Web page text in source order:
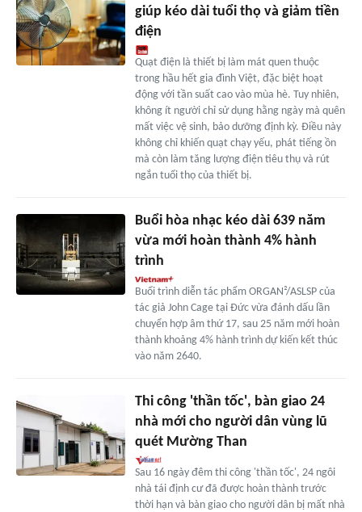
giúp kéo dài tuổi thọ và giảm tiền
điện
Quạt điện là thiết bị làm mát quen thuộc
trong hầu hết gia đình Việt, đặc biệt hoạt
động với tần suất cao vào mùa hè. Tuy nhiên,
không ít người chỉ sử dụng hằng ngày mà quên
mất việc vệ sinh, bảo dưỡng định kỳ. Điều này
không chỉ khiến quạt chạy yếu, phát tiếng ồn
mà còn làm tăng lượng điện tiêu thụ và rút
ngắn tuổi thọ của thiết bị.
Buổi hòa nhạc kéo dài 639 năm
vừa mới hoàn thành 4% hành
trình
Buổi trình diễn tác phẩm ORGAN²/ASLSP của
tác giả John Cage tại Đức vừa đánh dấu lần
chuyển hợp âm thứ 17, sau 25 năm mới hoàn
thành khoảng 4% hành trình dự kiến kết thúc
vào năm 2640.
Thi công 'thần tốc', bàn giao 24
nhà mới cho người dân vùng lũ
quét Mường Than
Sau 16 ngày đêm thi công 'thần tốc', 24 ngôi
nhà tái định cư đã được hoàn thành trước
thời hạn và bàn giao cho người dân bị mất nhà